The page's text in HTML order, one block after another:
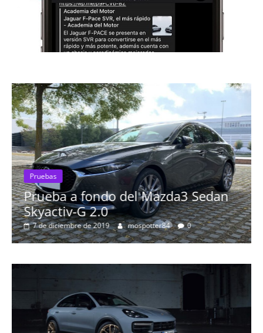
a fondo del Mazda3 Sedan
G 2.0
de 2019 mospotter84 0
Pruebas
Probamos
más
8 de septiembre